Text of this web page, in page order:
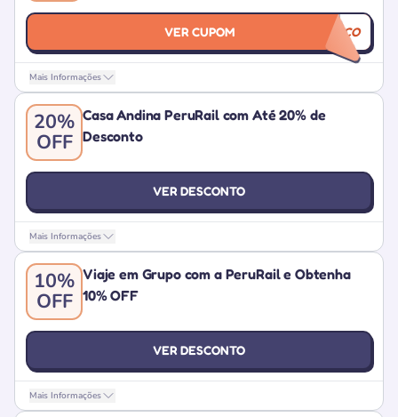
VER CUPOM PISCO
Mais Informações
20%
OFF
Casa Andina PeruRail com Até 20% de
Desconto
VER DESCONTO
Mais Informações
10%
OFF
Viaje em Grupo com a PeruRail e Obtenha
10% OFF
VER DESCONTO
Mais Informações